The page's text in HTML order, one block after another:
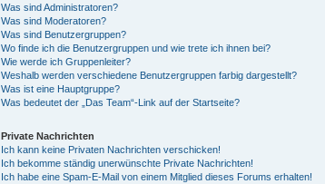
Was sind Administratoren?
Was sind Moderatoren?
Was sind Benutzergruppen?
Wo finde ich die Benutzergruppen und wie trete ich ihnen bei?
Wie werde ich Gruppenleiter?
Weshalb werden verschiedene Benutzergruppen farbig dargestellt?
Was ist eine Hauptgruppe?
Was bedeutet der „Das Team“-Link auf der Startseite?
Private Nachrichten
Ich kann keine Privaten Nachrichten verschicken!
Ich bekomme ständig unerwünschte Private Nachrichten!
Ich habe eine Spam-E-Mail von einem Mitglied dieses Forums erhalten!